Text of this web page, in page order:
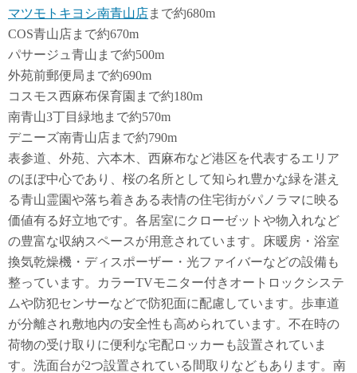
マツモトキヨシ南青山店まで約680m
COS青山店まで約670m
パサージュ青山まで約500m
外苑前郵便局まで約690m
コスモス西麻布保育園まで約180m
南青山3丁目緑地まで約570m
デニーズ南青山店まで約790m
表参道、外苑、六本木、西麻布など港区を代表するエリア
のほぼ中心であり、桜の名所として知られ豊かな緑を湛え
る青山霊園や落ち着きある表情の住宅街がパノラマに映る
価値有る好立地です。各居室にクローゼットや物入れなど
の豊富な収納スペースが用意されています。床暖房・浴室
換気乾燥機・ディスポーザー・光ファイバーなどの設備も
整っています。カラーTVモニター付きオートロックシステ
ムや防犯センサーなどで防犯面に配慮しています。歩車道
が分離され敷地内の安全性も高められています。不在時の
荷物の受け取りに便利な宅配ロッカーも設置されていま
す。洗面台が2つ設置されている間取りなどもあります。南